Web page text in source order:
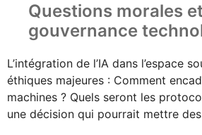
Questions morales
gouvernance
L’intégration de l’IA dans l’espace
éthiques majeures : Comment
machines ? Quels seront les
une décision qui pourrait mettre